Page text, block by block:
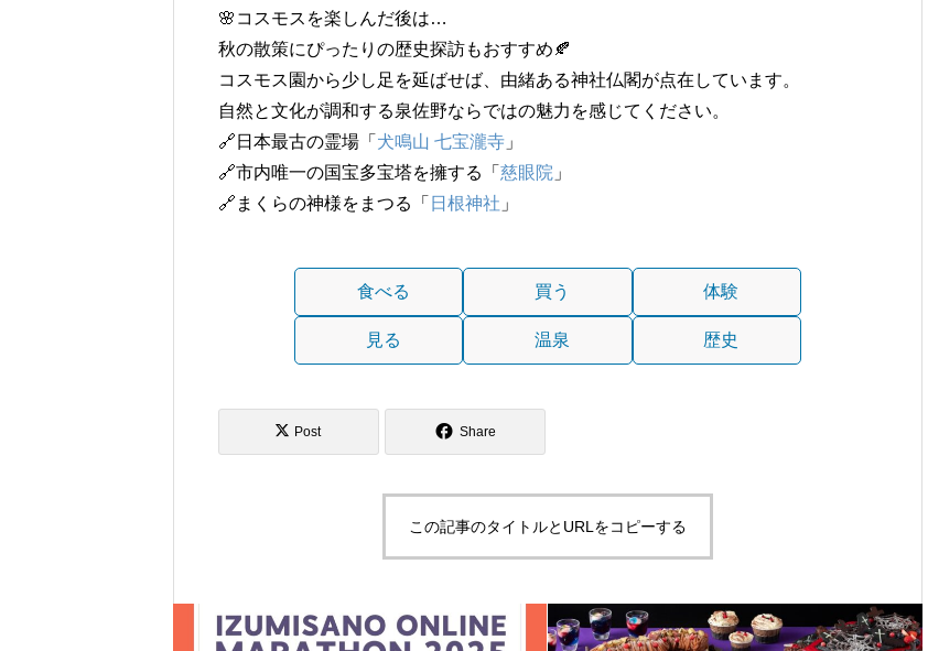
🌸コスモスを楽しんだ後は…
秋の散策にぴったりの歴史探訪もおすすめ🍂
コスモス園から少し足を延ばせば、由緒ある神社仏閣が点在しています。
自然と文化が調和する泉佐野ならではの魅力を感じてください。
🔗日本最古の霊場「 犬鳴山 七宝瀧寺 」
🔗市内唯一の国宝多宝塔を擁する「 慈眼院 」
🔗まくらの神様をまつる「 日根神社 」
食べる 買う 体験
見る 温泉 歴史
Post Share
この記事のタイトルとURLをコピーする